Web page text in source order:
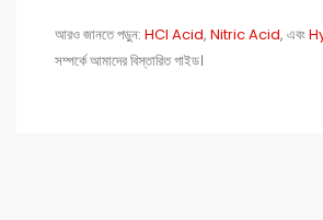
আরও জানতে পড়ুন: HCl Acid, Nitric Acid, এবং
সম্পর্কে আমাদের বিস্তারিত গাইড।